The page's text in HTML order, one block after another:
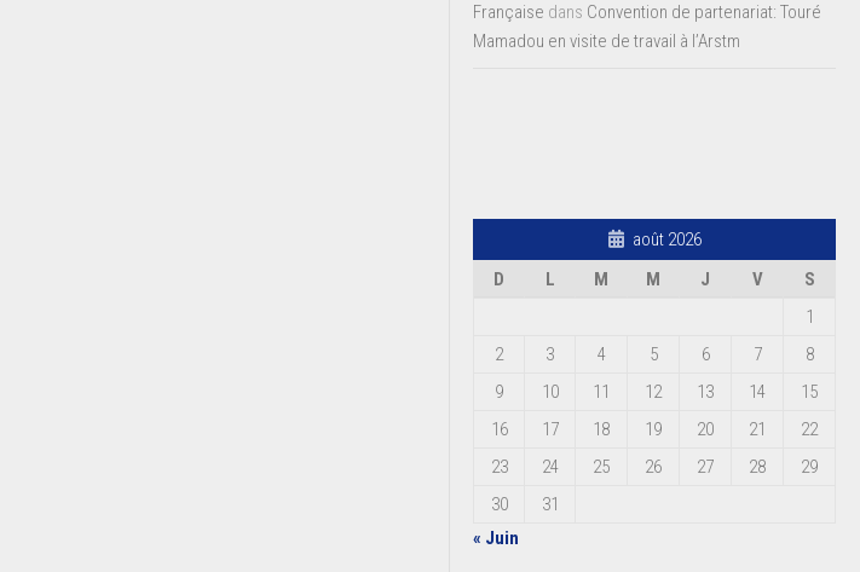
Française dans Convention de partenariat: Touré
Mamadou en visite de travail à l’Arstm
août 2026
D
L M M J V
S
1
2
3 4 5 6 7
8
9
10 11 12 13 14
15
16
17 18 19 20 21
22
23
24 25 26 27 28
29
30
31
« Juin